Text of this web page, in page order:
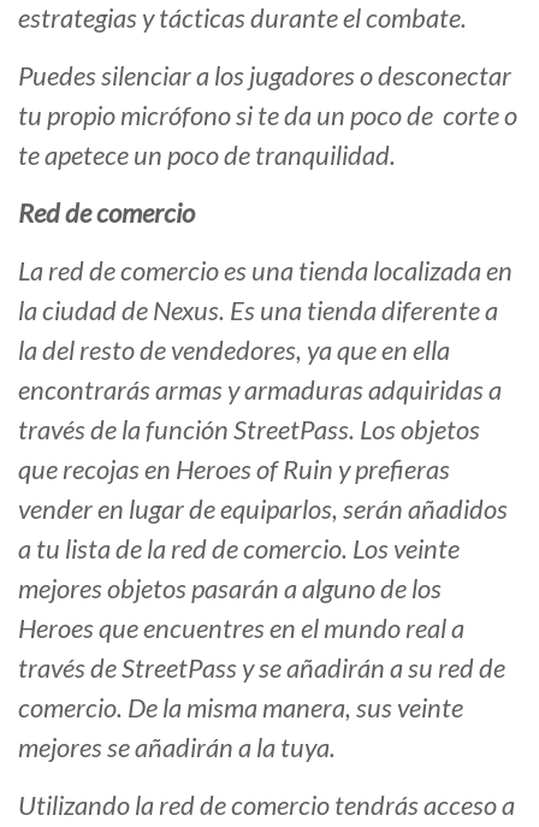
estrategias y tácticas durante el combate.
Puedes silenciar a los jugadores o desconectar
tu propio micrófono si te da un poco de corte o
te apetece un poco de tranquilidad.
Red de comercio
La red de comercio es una tienda localizada en
la ciudad de Nexus. Es una tienda diferente a
la del resto de vendedores, ya que en ella
encontrarás armas y armaduras adquiridas a
través de la función StreetPass. Los objetos
que recojas en Heroes of Ruin y prefieras
vender en lugar de equiparlos, serán añadidos
a tu lista de la red de comercio. Los veinte
mejores objetos pasarán a alguno de los
Heroes que encuentres en el mundo real a
través de StreetPass y se añadirán a su red de
comercio. De la misma manera, sus veinte
mejores se añadirán a la tuya.
Utilizando la red de comercio tendrás acceso a